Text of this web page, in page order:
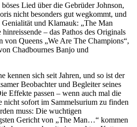
Lied über die Gebrüder Johnson,
nicht besonders gut wegkommt, und
und Klamauk: „The Man
– das Pathos des Originals
von Queens „We Are The Champions“,
Chadbournes Banjo und
kennen sich seit Jahren, und so ist der
Beobachter und Begleiter seines
Effekte passen – wenn auch mal die
nicht sofort im Sammelsurium zu finden
muss: Die wuchtigen
Gericht von „The Man…“ kommen